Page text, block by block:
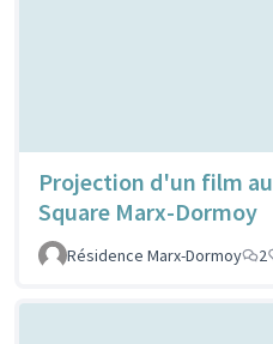
Projection d'un film au
Square Marx-Dormoy
Résidence Marx-Dormoy
2